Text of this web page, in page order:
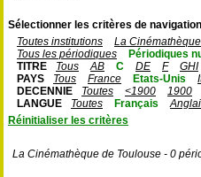
Sélectionner les critères de
Toutes institutions
La
Tous les périodiques
Périodiques
TITRE
Tous AB C DE F
GHI
PAYS
Tous France Etats-Unis
DECENNIE
Toutes <1900
1900
LANGUE
Toutes Français
Réinitialiser les critères
La Cinémathèque de Toulouse - 0